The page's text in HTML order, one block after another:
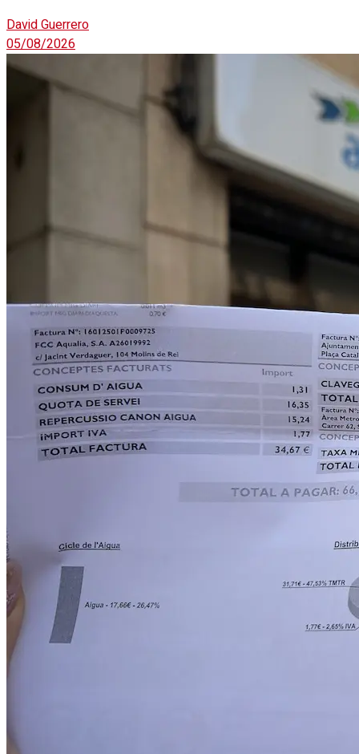
David Guerrero
05/08/2026